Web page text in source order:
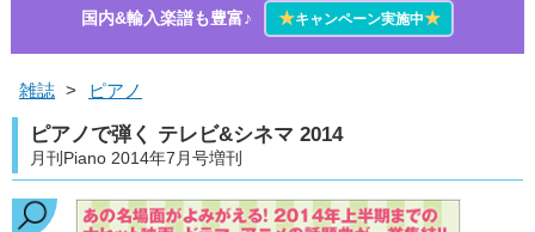
国内&輸入楽譜も豊富♪
★キャンペーン実施中★
雑誌 > ピアノ
ピアノで弾く テレビ&シネマ 2014
月刊Piano 2014年7月号増刊